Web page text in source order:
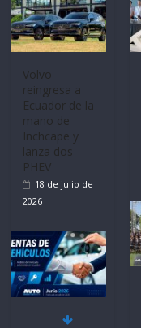
Volvo
reingresa a
Ecuador de la
mano de
Inchcape y
lanza dos
PHEV
18 de julio de
2026
Mercado